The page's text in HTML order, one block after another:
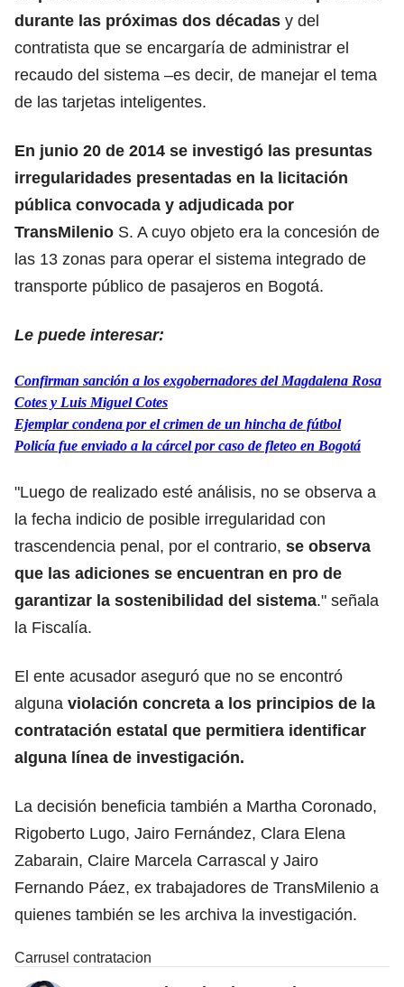
durante las próximas dos décadas y del
contratista que se encargaría de administrar el
recaudo del sistema –es decir, de manejar el tema
de las tarjetas inteligentes.
En junio 20 de 2014 se investigó las presuntas
irregularidades presentadas en la licitación
pública convocada y adjudicada por
TransMilenio S. A cuyo objeto era la concesión de
las 13 zonas para operar el sistema integrado de
transporte público de pasajeros en Bogotá.
Le puede interesar:
Confirman sanción a los exgobernadores del Magdalena Rosa
Cotes y Luis Miguel Cotes
Ejemplar condena por el crimen de un hincha de fútbol
Policía fue enviado a la cárcel por caso de fleteo en Bogotá
"Luego de realizado esté análisis, no se observa a
la fecha indicio de posible irregularidad con
trascendencia penal, por el contrario, se observa
que las adiciones se encuentran en pro de
garantizar la sostenibilidad del sistema." señala
la Fiscalía.
El ente acusador aseguró que no se encontró
alguna violación concreta a los principios de la
contratación estatal que permitiera identificar
alguna línea de investigación.
La decisión beneficia también a Martha Coronado,
Rigoberto Lugo, Jairo Fernández, Clara Elena
Zabarain, Claire Marcela Carrascal y Jairo
Fernando Páez, ex trabajadores de TransMilenio a
quienes también se les archiva la investigación.
Carrusel contratacion